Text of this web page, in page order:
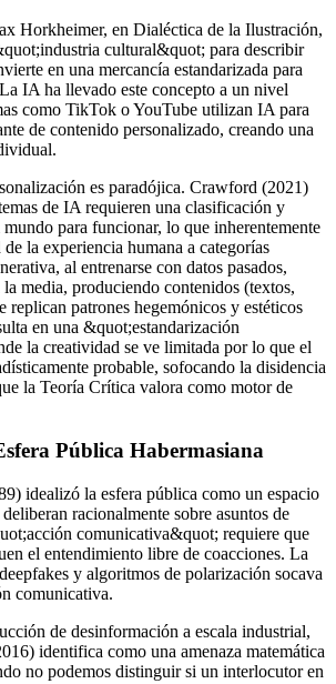
Horkheimer, en Dialéctica de la Ilustración,
cultural&quot; para describir
en una mercancía estandarizada para
IA ha llevado este concepto a un nivel
como TikTok o YouTube utilizan IA para
de contenido personalizado, creando una
es paradójica. Crawford (2021)
de IA requieren una clasificación y
para funcionar, lo que inherentemente
la experiencia humana a categorías
al entrenarse con datos pasados,
media, produciendo contenidos (textos,
replican patrones hegemónicos y estéticos
en una &quot;estandarización
la creatividad se ve limitada por lo que el
probable, sofocando la disidencia
la Teoría Crítica valora como motor de
Pública Habermasiana
idealizó la esfera pública como un espacio
racionalmente sobre asuntos de
comunicativa&quot; requiere que
el entendimiento libre de coacciones. La
y algoritmos de polarización socava
comunicativa.
de desinformación a escala industrial,
identifica como una amenaza matemática
no podemos distinguir si un interlocutor en